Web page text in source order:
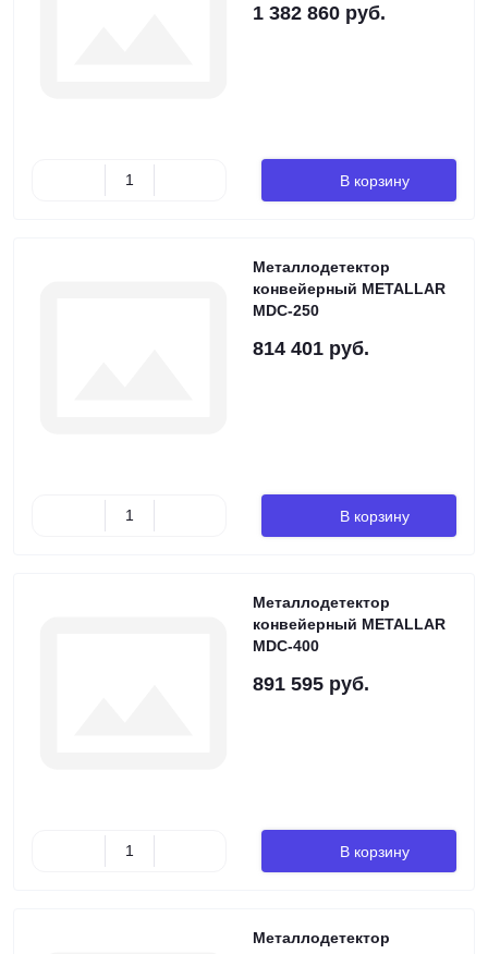
1 382 860 руб.
В корзину
Металлодетектор
конвейерный METALLAR
MDC-250
814 401 руб.
В корзину
Металлодетектор
конвейерный METALLAR
MDC-400
891 595 руб.
В корзину
Металлодетектор